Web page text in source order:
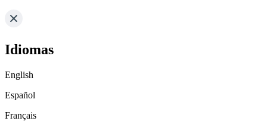
Idiomas
English
Español
Français